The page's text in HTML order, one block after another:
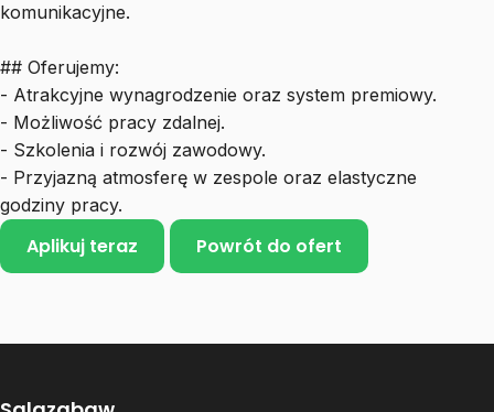
komunikacyjne.
## Oferujemy:
- Atrakcyjne wynagrodzenie oraz system premiowy.
- Możliwość pracy zdalnej.
- Szkolenia i rozwój zawodowy.
- Przyjazną atmosferę w zespole oraz elastyczne
godziny pracy.
Aplikuj teraz Powrót do ofert